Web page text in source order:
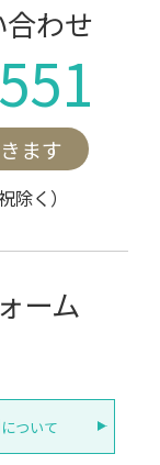
わせ
ます
く）
ーム
について